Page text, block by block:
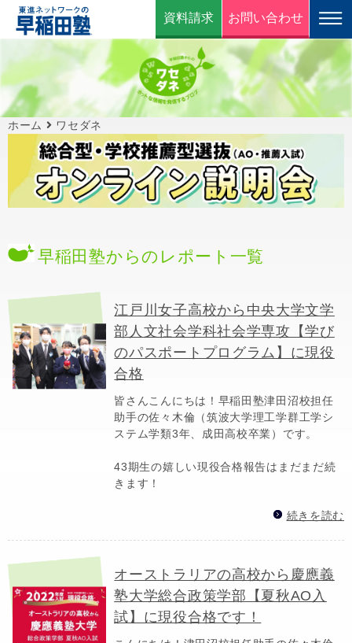
資料請求 お問い合わせ
ホーム ワセダネ
早稲田塾からのレポート一覧
江戸川女子高校から中央大学文学
部人文社会学科社会学専攻【学び
のパスポートプログラム】に現役
合格
皆さんこんにちは！早稲田塾津田沼校担任
助手の佐々木倫（筑波大学理工学群工学シ
ステム学類3年、成田高校卒業）です。
43期生の嬉しい現役合格報告はまだまだ続
きます！
続きを読む
オーストラリアの高校から慶應義
塾大学総合政策学部【夏秋AO入
試】に現役合格です！